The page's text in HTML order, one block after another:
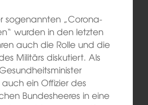
sogenannten „Corona-
wurden in den letzten
auch die Rolle und die
Militärs diskutiert. Als
ein Offizier des
Bundesheeres in eine